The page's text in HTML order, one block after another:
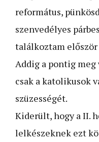
református,
szenvedélyes
találkoztam először
Addig a pontig
csak a katolikusok
szüzességét.
Kiderült, hogy a II.
lelkészeknek ezt